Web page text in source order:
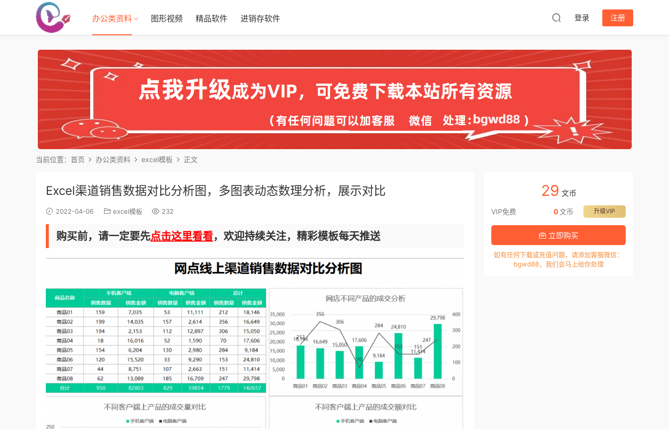
办公类资料 图形视频 精品软件 进销存软件 登录 注册
当前位置： 首页 办公类资料 excel模板 正文
Excel渠道销售数据对比分析图，多图表动态数理分析，展示对比
2022-04-06 excel模板 232
购买前，请一定要先点击这里看看，欢迎持续关注，精彩模板每天推送
29 文币
VIP免费 升级VIP
0文币
立即购买
如有任何下载或充值问题，请添加客服微信：
bgwd88，我们会马上给你处理